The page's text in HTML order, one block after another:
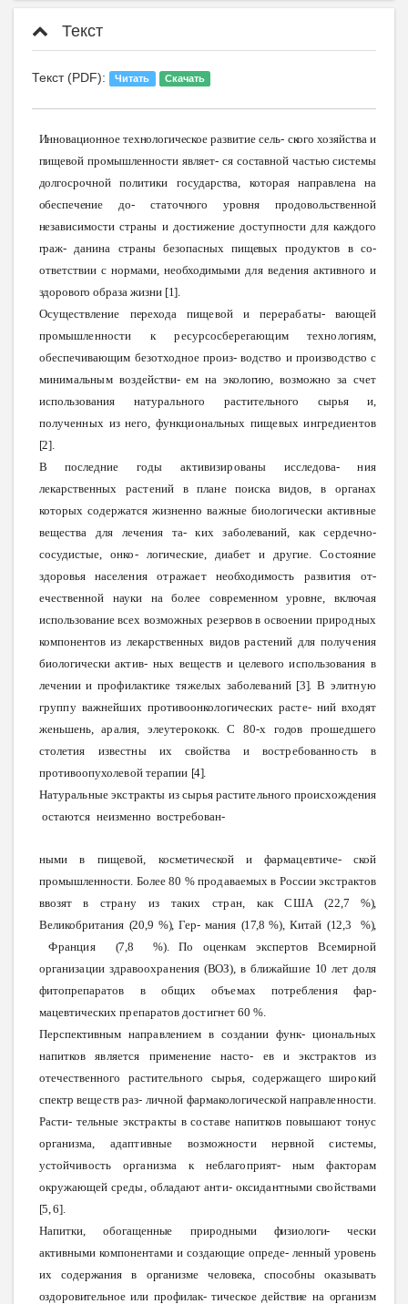
Текст
Текст (PDF): Читать Скачать
Инновационное технологическое развитие сель- ского хозяйства и
пищевой промышленности являет- ся составной частью системы
долгосрочнойполитикигосударства, которая направлена
на
обеспечение
до- статочногоуровня продовольственной
независимости страны и достижениедоступности длякаждого
граж- данина страны безопасных пищевых продуктов в со-
ответствии снормами, необходимыми для ведения активного и
здорового образа жизни [1].
Осуществление
перехода пищевой иперерабаты-вающей
промышленности кресурсосберегающим
технологиям,
обеспечивающим безотходное произ- водство и производство с
минимальнымвоздействи- ем на экологию, возможно за счет
использования
натурального растительного сырья и,
полученных из него, функциональных пищевых ингредиентов
[2].
В последние годыактивизированы исследова-
ния
лекарственных
растений вплане поиска видов, в органах
которых содержатся жизненно важные биологически активные
вещества
для лечения та- ких заболеваний, как
сердечно-
сосудистые,
онко-логические, диабети другие.
Состояние
здоровьянаселения отражаетнеобходимость развития
от-
ечественной
науки на более современном уровне, включая
использование всех возможных резервов в освоении природных
компонентов из лекарственных видоврастений для получения
биологическиактив- ных веществ и целевогоиспользования в
лечении и профилактике тяжелых заболеваний [3]. В элитную
группу важнейших противоонкологических расте- ний входят
женьшень,аралия, элеутерококк. С80-х годов прошедшего
столетия
известны их свойства и востребованность в
противоопухолевой терапии [4].
Натуральные экстракты из сырьярастительного происхождения
остаются неизменно востребован-
ными в пищевой, косметической ифармацевтиче-
ской
промышленности. Более 80 %продаваемых в Россииэкстрактов
ввозят в страну из таких стран, как США (22,7
%),
Великобритания (20,9 %), Гер- мания (17,8 %), Китай (12,3
%),
Франция
(7,8 %). По оценкам экспертов Всемирной
организации здравоохранения (ВОЗ), в ближайшие 10 лет доля
фитопрепаратов в общих объемах потребления
фар-
мацевтических препаратов достигнет 60%.
Перспективным направлением в создании функ- циональных
напитков
является применение насто- ев иэкстрактов
из
отечественного
растительного сырья, содержащегоширокий
спектр веществ раз- личной фармакологической направленности.
Расти- тельные экстрактывсоставе напитков повышают тонус
организма,
адаптивные возможности нервной
системы,
устойчивость организма кнеблагоприят- ным
факторам
окружающей среды, обладают анти- оксидантными свойствами
[5, 6].
Напитки,
обогащенные природными физиологи-
чески
активными компонентамиисоздающие опреде-ленный уровень
их содержанияв организмечеловека, способныоказывать
оздоровительное или профилак- тическое действие на организм